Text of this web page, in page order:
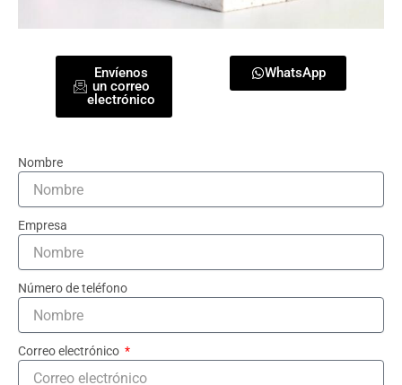
Envíenos
un correo
electrónico
WhatsApp
Nombre
Empresa
Número de teléfono
Correo electrónico